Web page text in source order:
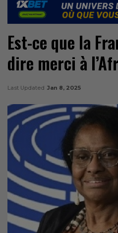
Est-ce que la
dire merci à
Last Updated Jan 8, 2025